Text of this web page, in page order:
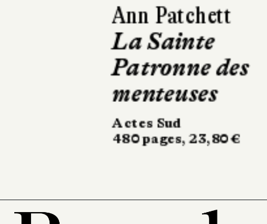
Kathryn
Le Calamity
Club
Robert Laffont